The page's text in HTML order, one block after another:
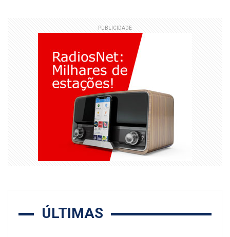
PUBLICIDADE
ÚLTIMAS